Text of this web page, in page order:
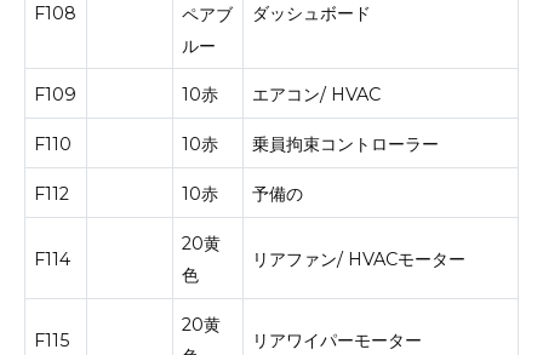
F108
ペアブ
ルー
ダッシュボード
F109 10赤 エアコン/ HVAC
F110 10赤 乗員拘束コントローラー
F112 10赤 予備の
F114
20黄
色
リアファン/ HVACモーター
F115
20黄
リアワイパーモーター